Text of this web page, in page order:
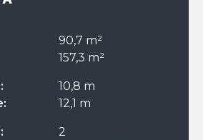
90,7 m²
157,3 m²
10,8 m
12,1 m
2